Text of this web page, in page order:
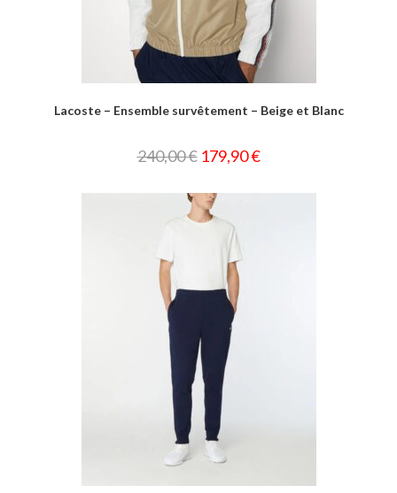
Lacoste – Ensemble survêtement – Beige et Blanc
240,00€ 179,90€